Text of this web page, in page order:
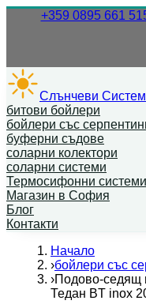
+359 0895 661
Слънчеви
битови бойлери
бойлери със
буферни съдове
соларни колектори
соларни системи
Термосифонни системи
Магазин в София
Блог
Контакти
Начало
›бойлери със
›Подово-седящ
Тедан BT inox